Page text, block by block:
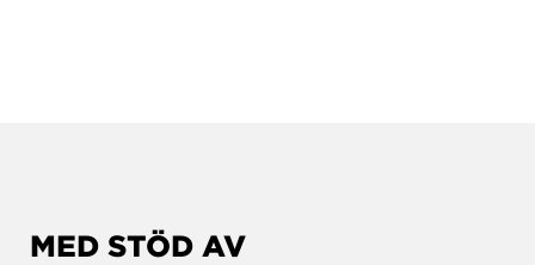
MED STÖD AV